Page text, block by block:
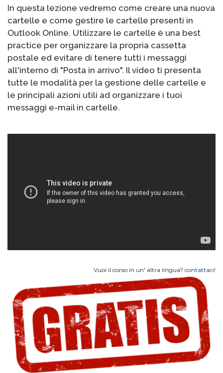
In questa lezione vedremo come creare una nuova
cartelle e come gestire le cartelle presenti in
Outlook Online. Utilizzare le cartelle è una best
practice per organizzare la propria cassetta
postale ed evitare di tenere tutti i messaggi
all'interno di "Posta in arrivo". Il video ti presenta
tutte le modalità per la gestione delle cartelle e
le principali azioni utili ad organizzare i tuoi
messaggi e-mail in cartelle.
Vuoi il corso in un' altra lingua? contattaci!